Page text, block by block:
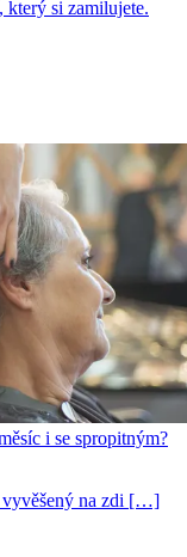
který si zamilujete.
i se spropitným?
vyvěšený na zdi […]